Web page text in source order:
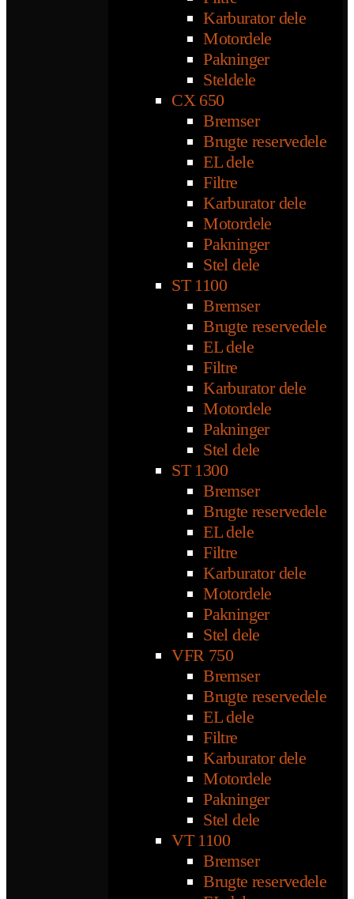
Karburator dele
Motordele
Pakninger
Steldele
CX 650
Bremser
Brugte reservedele
EL dele
Filtre
Karburator dele
Motordele
Pakninger
Stel dele
ST 1100
Bremser
Brugte reservedele
EL dele
Filtre
Karburator dele
Motordele
Pakninger
Stel dele
ST 1300
Bremser
Brugte reservedele
EL dele
Filtre
Karburator dele
Motordele
Pakninger
Stel dele
VFR 750
Bremser
Brugte reservedele
EL dele
Filtre
Karburator dele
Motordele
Pakninger
Stel dele
VT 1100
Bremser
Brugte reservedele